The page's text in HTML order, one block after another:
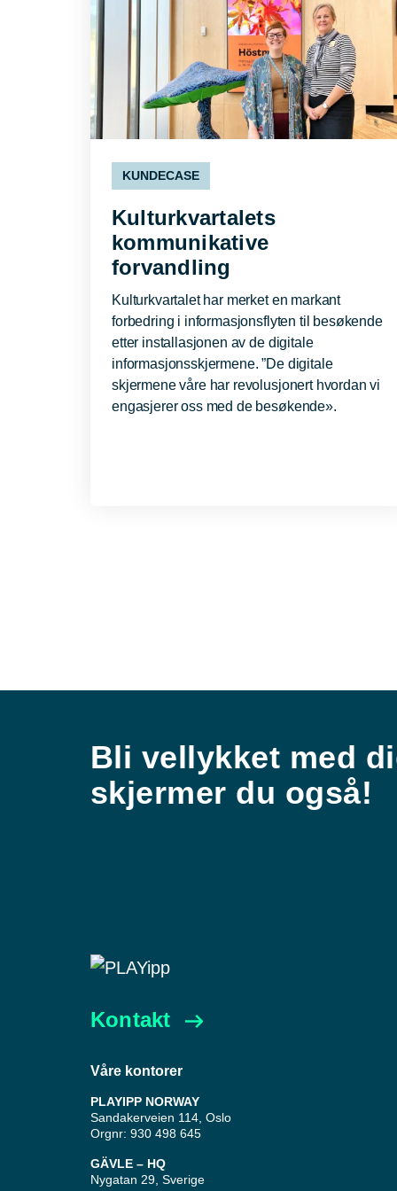
KUNDECASE
Kulturkvartalets
kommunikative
forvandling
Kulturkvartalet har merket en markant
forbedring i informasjonsflyten til besøkende
etter installasjonen av de digitale
informasjonsskjermene. ”De digitale
skjermene våre har revolusjonert hvordan vi
engasjerer oss med de besøkende».
Bli vellykket med
skjermer du også!
Kontakt
Våre kontorer
PLAYIPP NORWAY
Sandakerveien 114, Oslo
Orgnr: 930 498 645
GÄVLE – HQ
Nygatan 29, Sverige